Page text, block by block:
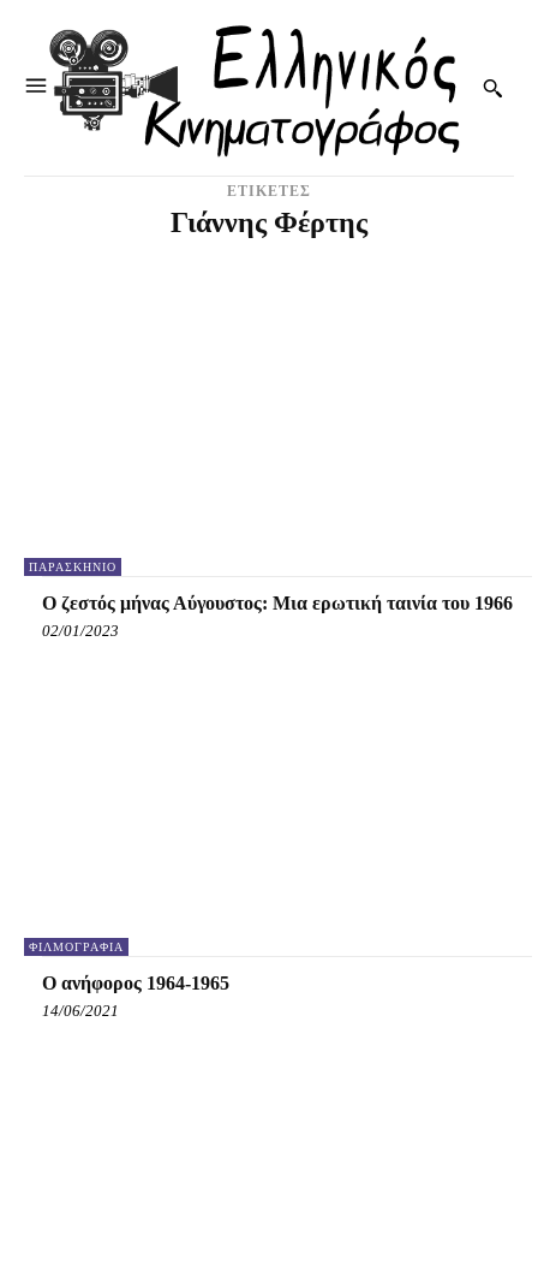
ΕΤΙΚΕΤΕΣ
Γιάννης Φέρτης
ΠΑΡΑΣΚΉΝΙΟ
Ο ζεστός μήνας Αύγουστος: Μια ερωτική ταινία του 1966
02/01/2023
ΦΙΛΜΟΓΡΑΦΊΑ
Ο ανήφορος 1964-1965
14/06/2021